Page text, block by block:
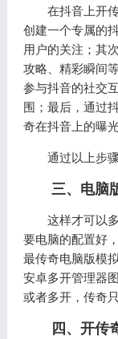
在抖音上开
创建一个专属的
用户的关注；其
攻略、精彩瞬间
参与抖音的社交
围；最后，通过
奇在抖音上的曝
通过以上步
三、电脑
这样才可以
要电脑的配置好
最传奇电脑版模
安卓多开管理器
或者多开，传奇
四、开传